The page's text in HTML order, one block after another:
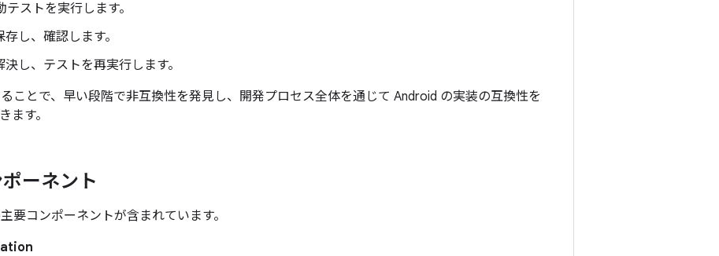
テストを実行します。
し、確認します。
決し、テストを再実行します。
ことで、早い段階で非互換性を発見し、開発プロセス全体を通じて Android の実装の互換性を
ます。
ーネント
要コンポーネントが含まれています。